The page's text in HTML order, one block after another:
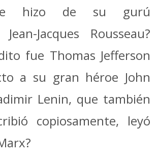
hizo de su gurú
Jacques Rousseau?
fue Thomas Jefferson
a su gran héroe John
Lenin, que también
copiosamente, leyó